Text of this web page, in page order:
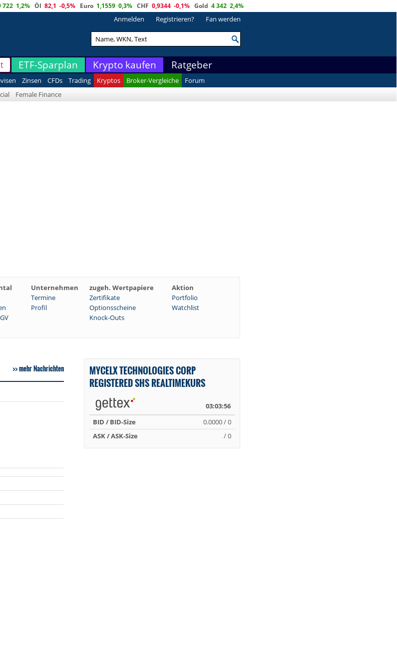
722 1,2% Öl 82,1 -0,5% Euro 1,1559 0,3% CHF 0,9344 -0,1% Gold 4 342 2,4%
Anmelden Registrieren? Fan werden
ETF-Sparplan Krypto kaufen Ratgeber
Zinsen CFDs Trading Kryptos Broker-Vergleiche
Forum
Female Finance
Unternehmen zugeh. Wertpapiere
Aktion
Termine Zertifikate
Portfolio
Profil Optionsscheine
Watchlist
Knock-Outs
mehr Nachrichten
MYCELX TECHNOLOGIES CORP
REGISTERED SHS REALTIMEKURS
03:03:56
BID / BID-Size
0.0000 / 0
ASK / ASK-Size
/ 0